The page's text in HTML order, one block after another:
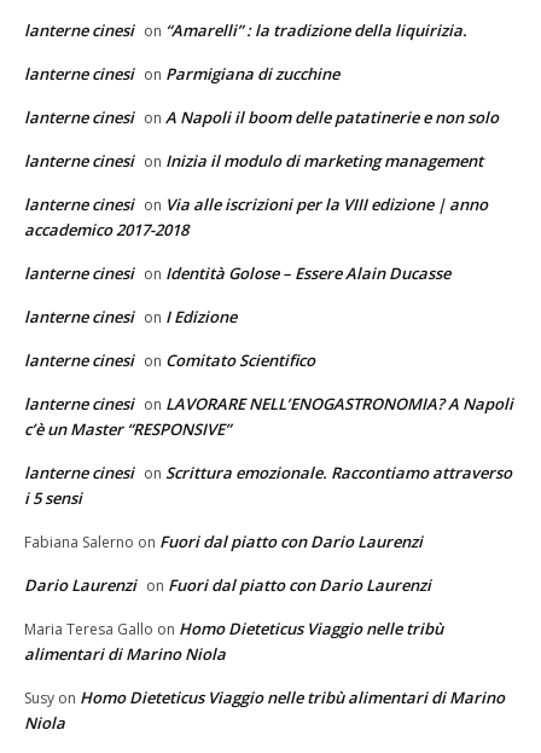
lanterne cinesi on “Amarelli” : la tradizione della liquirizia.
lanterne cinesi on Parmigiana di zucchine
lanterne cinesi on A Napoli il boom delle patatinerie e non solo
lanterne cinesi on Inizia il modulo di marketing management
lanterne cinesi on Via alle iscrizioni per la VIII edizione | anno
accademico 2017-2018
lanterne cinesi on Identità Golose – Essere Alain Ducasse
lanterne cinesi on I Edizione
lanterne cinesi on Comitato Scientifico
lanterne cinesi on LAVORARE NELL’ENOGASTRONOMIA? A Napoli
c’è un Master “RESPONSIVE”
lanterne cinesi on Scrittura emozionale. Raccontiamo attraverso
i 5 sensi
Fabiana Salerno on Fuori dal piatto con Dario Laurenzi
Dario Laurenzi on Fuori dal piatto con Dario Laurenzi
Maria Teresa Gallo on Homo Dieteticus Viaggio nelle tribù
alimentari di Marino Niola
Susy on Homo Dieteticus Viaggio nelle tribù alimentari di Marino
Niola